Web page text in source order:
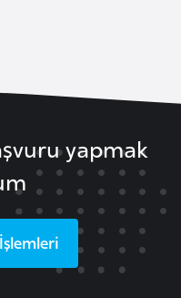
f
yapmak